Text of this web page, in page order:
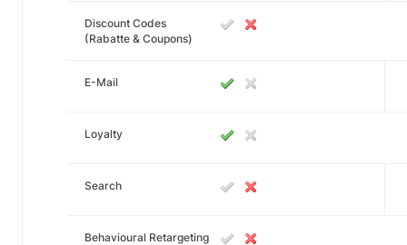
Discount Codes
(Rabatte & Coupons)
E-Mail
Loyalty
Search
Behavioural Retargeting